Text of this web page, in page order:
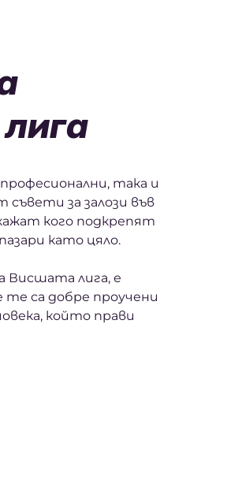
така и
за залози във
кого подкрепят
като цяло.
Висшата лига, е
те са добре проучени
който прави